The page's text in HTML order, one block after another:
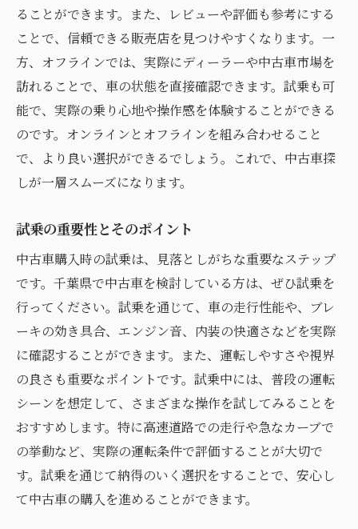
イント
ることができます。また、レビューや評価も参考にする
ことで、信頼できる販売店を見つけやすくなります。一
方、オフラインでは、実際にディーラーや中古車市場を
訪れることで、車の状態を直接確認できます。試乗も可
能で、実際の乗り心地や操作感を体験することができる
のです。オンラインとオフラインを組み合わせること
で、より良い選択ができるでしょう。これで、中古車探
しが一層スムーズになります。
試乗の重要性とそのポイント
中古車購入時の試乗は、見落としがちな重要なステップ
です。千葉県で中古車を検討している方は、ぜひ試乗を
行ってください。試乗を通じて、車の走行性能や、ブレ
ーキの効き具合、エンジン音、内装の快適さなどを実際
に確認することができます。また、運転しやすさや視界
の良さも重要なポイントです。試乗中には、普段の運転
シーンを想定して、さまざまな操作を試してみることを
おすすめします。特に高速道路での走行や急なカーブで
の挙動など、実際の運転条件で評価することが大切で
す。試乗を通じて納得のいく選択をすることで、安心し
て中古車の購入を進めることができます。